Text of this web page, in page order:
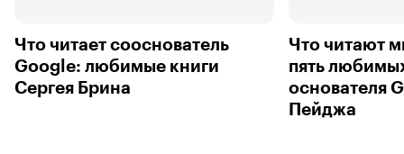
Что читает сооснователь
Google: любимые книги
Сергея Брина
Что читают
пять
основателя
Пейджа